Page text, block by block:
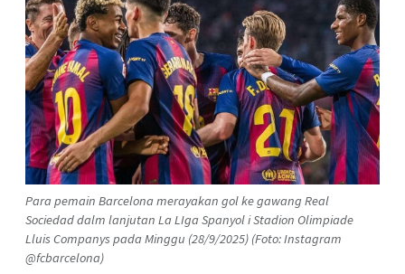
Para pemain Barcelona merayakan gol ke gawang Real
Sociedad dalm lanjutan La LIga Spanyol i Stadion Olimpiade
Lluis Companys pada Minggu (28/9/2025) (Foto: Instagram
@fcbarcelona)